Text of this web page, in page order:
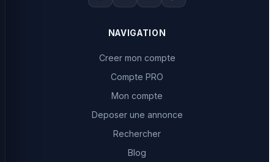
NAVIGATION
Creer mon compte
Compte PRO
Mon compte
Deposer une annonce
Rechercher
Blog